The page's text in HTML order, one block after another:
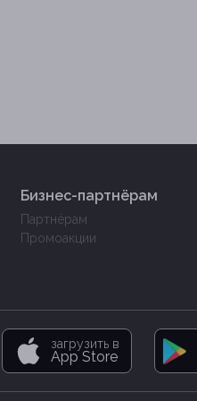
Бизнес-партнёрам
Партнёрам
Промоакции
загрузить в
App Store